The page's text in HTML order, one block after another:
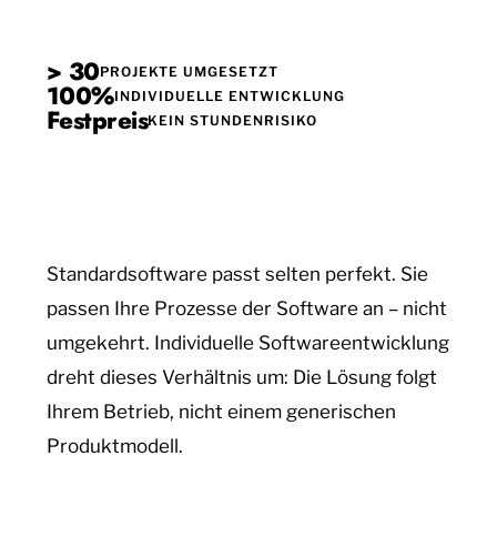
> 30PROJEKTE UMGESETZT
100%INDIVIDUELLE ENTWICKLUNG
FestpreisKEIN STUNDENRISIKO
Standardsoftware passt selten perfekt. Sie
passen Ihre Prozesse der Software an – nicht
umgekehrt. Individuelle Softwareentwicklung
dreht dieses Verhältnis um: Die Lösung folgt
Ihrem Betrieb, nicht einem generischen
Produktmodell.